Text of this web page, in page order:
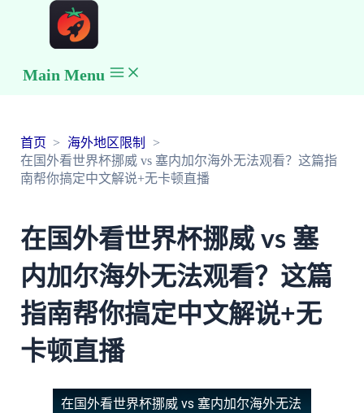
Main Menu
首页
海外地区限制
在国外看世界杯挪威 vs 塞内加尔海外无法观看？这篇指
南帮你搞定中文解说+无卡顿直播
在国外看世界杯挪威 vs 塞
内加尔海外无法观看？这篇
指南帮你搞定中文解说+无
卡顿直播
在国外看世界杯挪威 vs 塞内加尔海外无法